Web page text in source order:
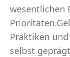
wesentlichen
Praktiken
selbst